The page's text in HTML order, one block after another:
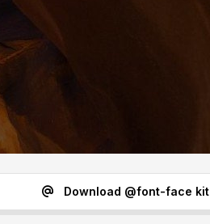
Download @font-face kit